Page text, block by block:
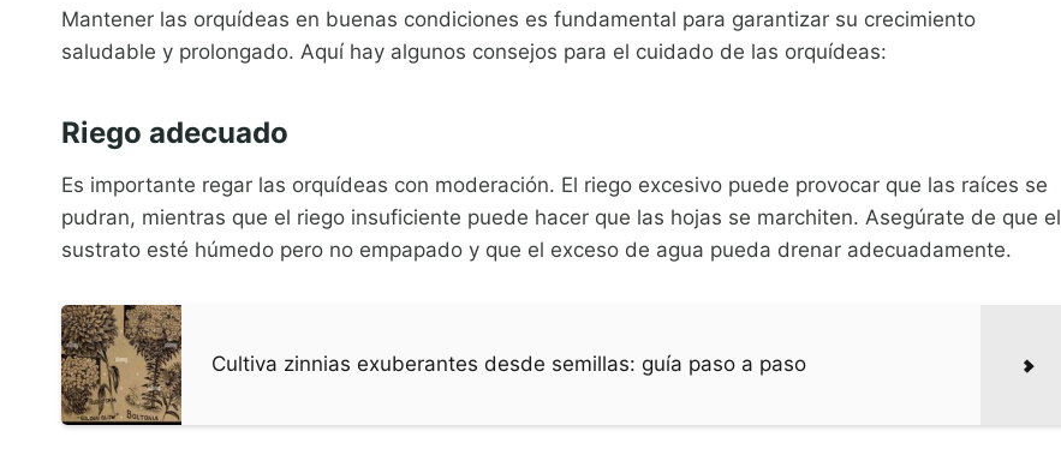
Mantener las orquídeas en buenas condiciones es fundamental para garantizar su crecimiento
saludable y prolongado. Aquí hay algunos consejos para el cuidado de las orquídeas:
Riego adecuado
Es importante regar las orquídeas con moderación. El riego excesivo puede provocar que las raíces se
pudran, mientras que el riego insuficiente puede hacer que las hojas se marchiten. Asegúrate de que el
sustrato esté húmedo pero no empapado y que el exceso de agua pueda drenar adecuadamente.
Cultiva zinnias exuberantes desde semillas: guía paso a paso